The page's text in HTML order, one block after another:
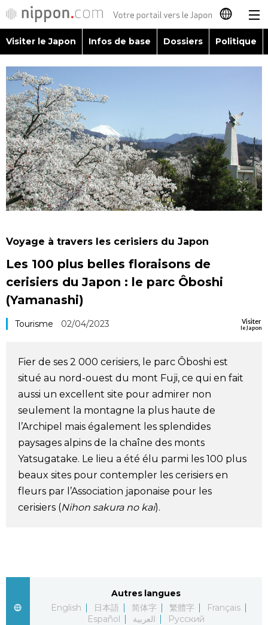
日本語
繁體字
Español
العربية
Visiter le Japon
Infos de base
Dossiers
Société
Culture
Le japonais
En plus
Données
Séries
official SNS
Visiter le Japon Infos de base Dossiers Politique
Voyage à travers les cerisiers du Japon
Les 100 plus belles floraisons de
cerisiers du Japon : le parc Ôboshi
(Yamanashi)
Visiter
le Japon
Tourisme 02/04/2023
Fier de ses 2 000 cerisiers, le parc Ôboshi est
situé au nord-ouest du mont Fuji, ce qui en fait
aussi un excellent site pour admirer non
seulement la montagne la plus haute de
l’Archipel mais également les splendides
paysages alpins de la chaîne des monts
Yatsugatake. Le lieu a été élu parmi les 100 plus
beaux sites pour contempler les cerisiers en
fleurs par l’Association japonaise pour les
cerisiers (Nihon sakura no kai).
Autres langues
English
日本語 简体字 繁體字
Français
Español
العربية Русский